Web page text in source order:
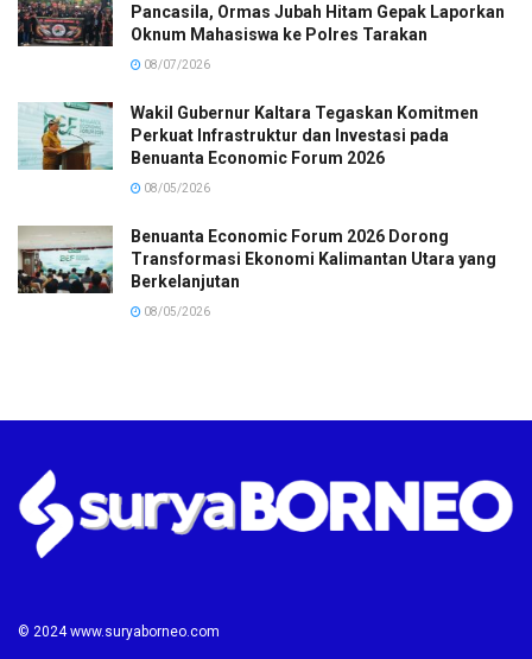
Pancasila, Ormas Jubah Hitam Gepak Laporkan
Oknum Mahasiswa ke Polres Tarakan
08/07/2026
Wakil Gubernur Kaltara Tegaskan Komitmen
Perkuat Infrastruktur dan Investasi pada
Benuanta Economic Forum 2026
08/05/2026
Benuanta Economic Forum 2026 Dorong
Transformasi Ekonomi Kalimantan Utara yang
Berkelanjutan
08/05/2026
© 2024 www.suryaborneo.com